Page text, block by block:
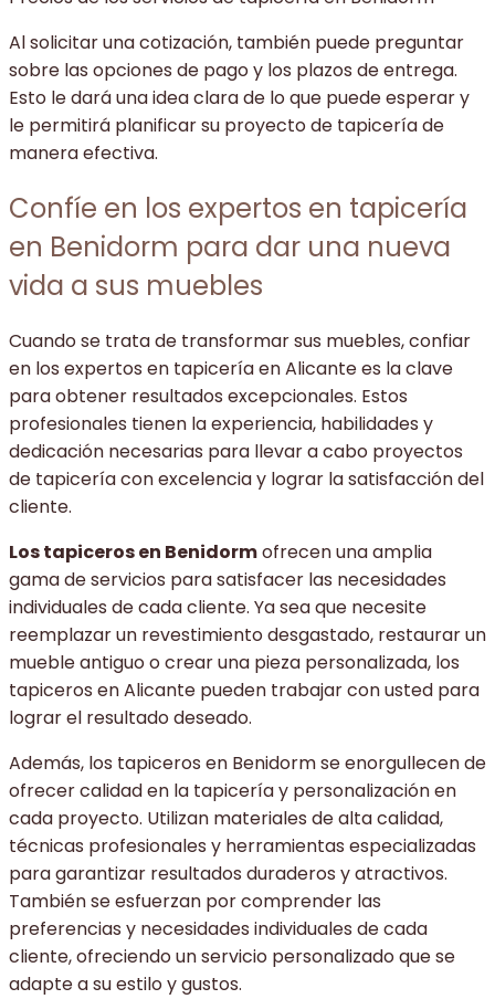
Al solicitar una cotización, también puede preguntar
sobre las opciones de pago y los plazos de entrega.
Esto le dará una idea clara de lo que puede esperar y
le permitirá planificar su proyecto de tapicería de
manera efectiva.
Confíe en los expertos en tapicería
en Benidorm para dar una nueva
vida a sus muebles
Cuando se trata de transformar sus muebles, confiar
en los expertos en tapicería en Alicante es la clave
para obtener resultados excepcionales. Estos
profesionales tienen la experiencia, habilidades y
dedicación necesarias para llevar a cabo proyectos
de tapicería con excelencia y lograr la satisfacción del
cliente.
Los tapiceros en Benidormofrecen una amplia
gama de servicios para satisfacer las necesidades
individuales de cada cliente. Ya sea que necesite
reemplazar un revestimiento desgastado, restaurar un
mueble antiguo o crear una pieza personalizada, los
tapiceros en Alicante pueden trabajar con usted para
lograr el resultado deseado.
Además, los tapiceros en Benidorm se enorgullecen de
ofrecer calidad en la tapicería y personalización en
cada proyecto. Utilizan materiales de alta calidad,
técnicas profesionales y herramientas especializadas
para garantizar resultados duraderos y atractivos.
También se esfuerzan por comprender las
preferencias y necesidades individuales de cada
cliente, ofreciendo un servicio personalizado que se
adapte a su estilo y gustos.